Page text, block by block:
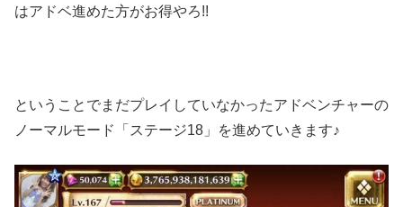
はアドベ進めた方がお得やろ!!
ということでまだプレイしていなかったアドベンチャーの
ノーマルモード「ステージ18」 を進めていきます♪